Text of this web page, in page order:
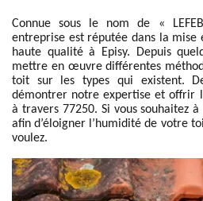
Connue sous le nom de «
entreprise est réputée dans la
haute qualité à Episy. Depuis
mettre en œuvre différentes
toit sur les types qui existent.
démontrer notre expertise et offrir
à travers 77250. Si vous souhaitez
afin d’éloigner l’humidité de votre
voulez.